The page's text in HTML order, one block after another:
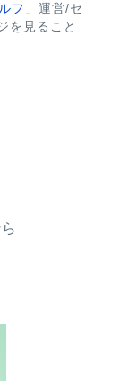
フ 」運営/セ
を見ること